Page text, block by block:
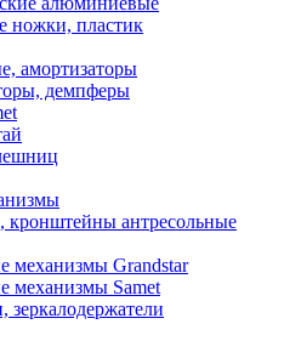
ножки, пластик
амортизаторы
демпферы
кронштейны антресольные
механизмы Grandstar
механизмы Samet
зеркалодержатели